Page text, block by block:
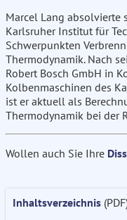
Marcel Lang absolvierte
Karlsruher Institut für
Schwerpunkten
Thermodynamik. Nach
Robert Bosch GmbH in
Kolbenmaschinen des
ist er aktuell als
Thermodynamik bei der
Wollen auch Sie Ihre
Inhaltsverzeichnis